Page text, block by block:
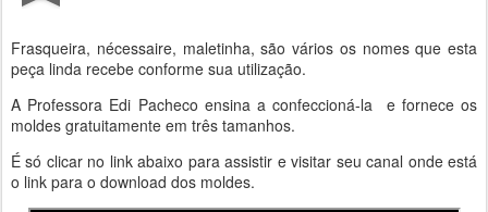
Frasqueira, nécessaire, maletinha, são vários os nomes que esta
peça linda recebe conforme sua utilização.
A Professora Edi Pacheco ensina a confeccioná-la e fornece os
moldes gratuitamente em três tamanhos.
É só clicar no link abaixo para assistir e visitar seu canal onde está
o link para o download dos moldes.